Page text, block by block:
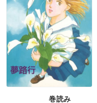
巻読み